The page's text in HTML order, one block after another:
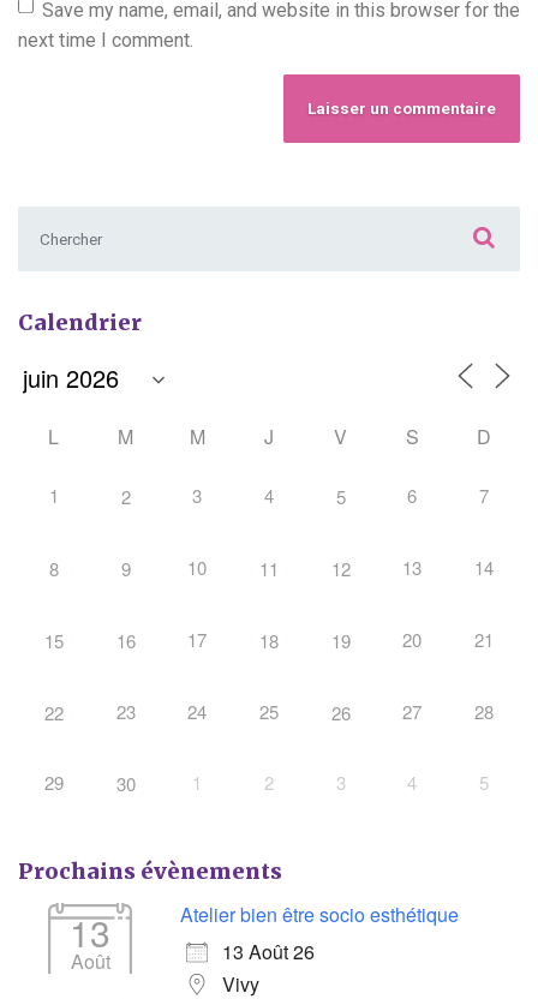
Save my name, email, and website in this browser for the
next time I comment.
Calendrier
L M M J V S D
1 2 3 4 5 6 7
8 9 10 11 12 13 14
15 16 17 18 19 20 21
22 23 24 25 26 27 28
29 30 1 2 3 4 5
Prochains évènements
13
Août
Atelier bien être socio esthétique
13 Août 26
Vivy